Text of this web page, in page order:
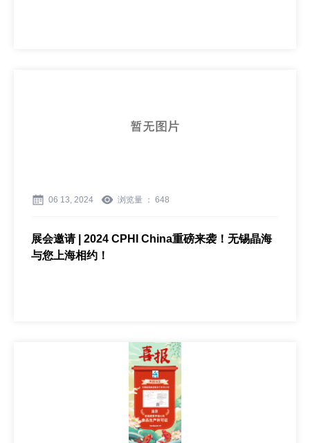
06 13, 2024 浏览量 ： 648
展会邀请 | 2024 CPHI China重磅来袭！无锡晶海
与您上海相约！